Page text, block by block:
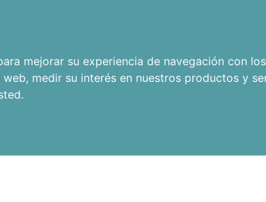
mejorar su experiencia de navegación con
web, medir su interés en nuestros productos y
.